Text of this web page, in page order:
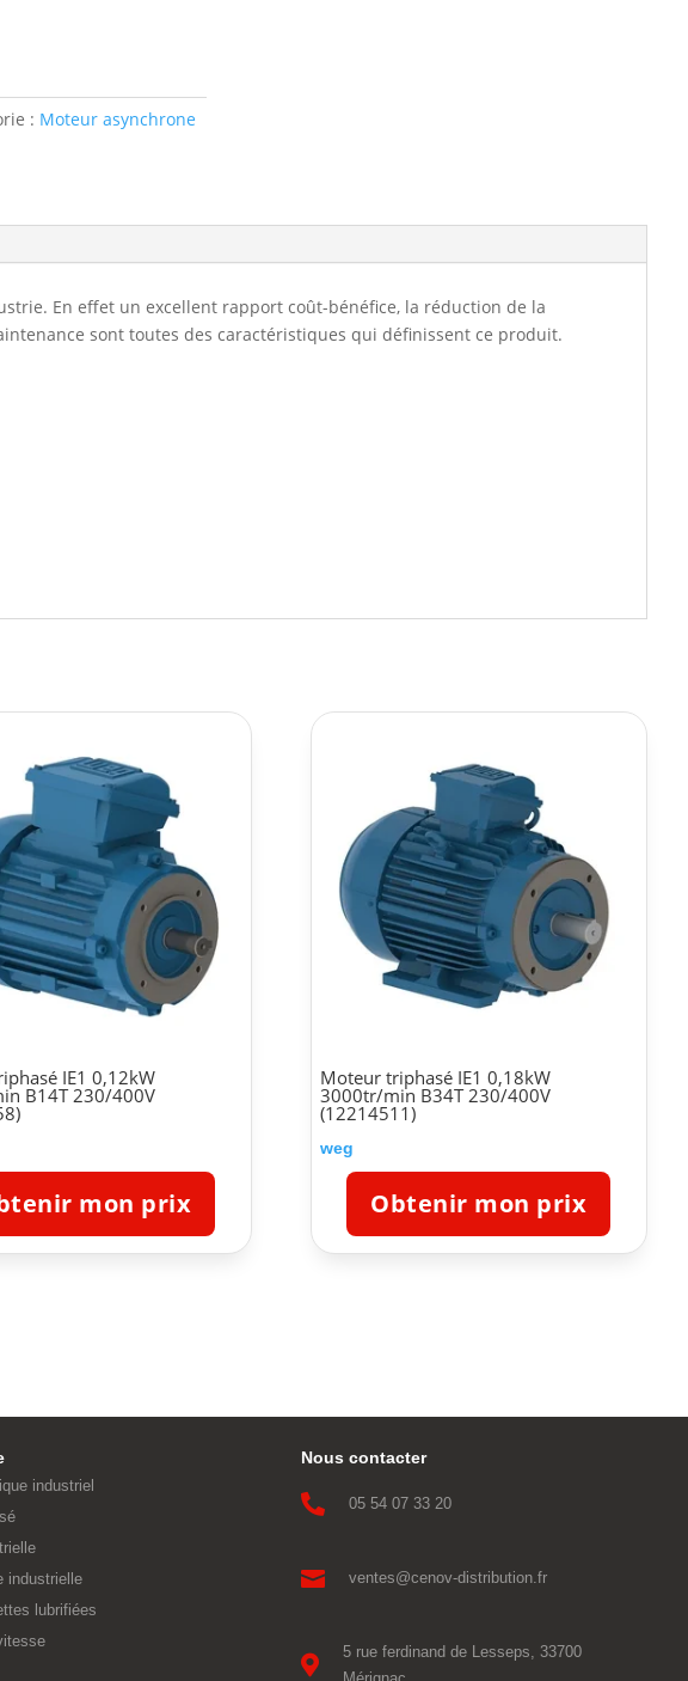
: Moteur asynchrone
En effet un excellent rapport coût-bénéfice, la réduction de la
sont toutes des caractéristiques qui définissent ce produit.
IE1 0,12kW
B14T 230/400V
mon prix
Moteur triphasé IE1 0,18kW
3000tr/min B34T 230/400V
(12214511)
weg
Obtenir mon prix
industriel
industrielle
lubrifiées
Nous contacter
 05 54 07 33 20
 ventes@cenov-distribution.fr

5 rue ferdinand de Lesseps, 33700